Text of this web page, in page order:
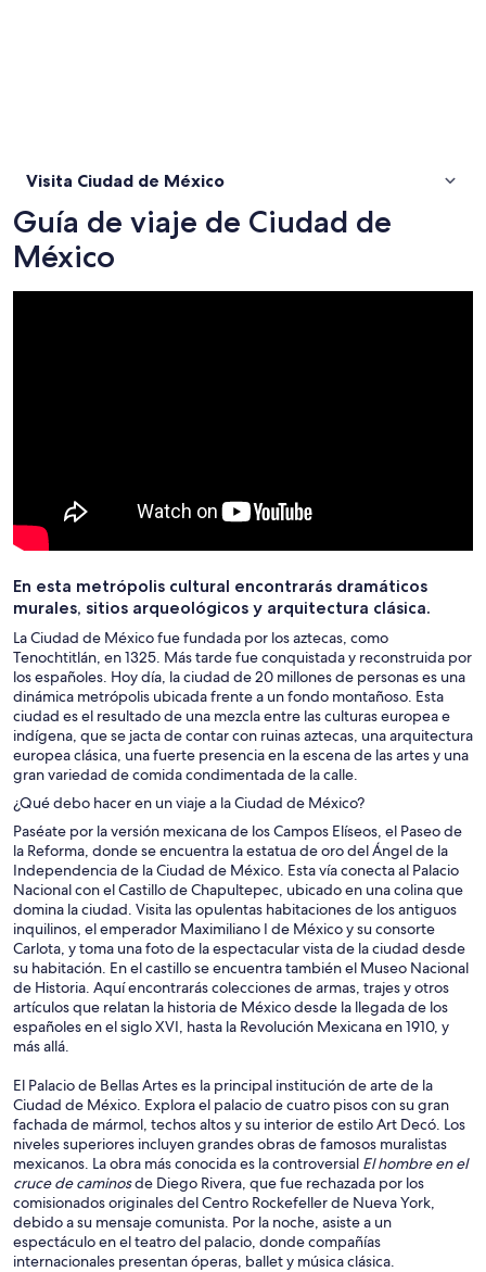
Visita Ciudad de México
Guía de viaje de Ciudad de
México
En esta metrópolis cultural encontrarás dramáticos
murales, sitios arqueológicos y arquitectura clásica.
La Ciudad de México fue fundada por los aztecas, como
Tenochtitlán, en 1325. Más tarde fue conquistada y reconstruida por
los españoles. Hoy día, la ciudad de 20 millones de personas es una
dinámica metrópolis ubicada frente a un fondo montañoso. Esta
ciudad es el resultado de una mezcla entre las culturas europea e
indígena, que se jacta de contar con ruinas aztecas, una arquitectura
europea clásica, una fuerte presencia en la escena de las artes y una
gran variedad de comida condimentada de la calle.
¿Qué debo hacer en un viaje a la Ciudad de México?
Paséate por la versión mexicana de los Campos Elíseos, el Paseo de
la Reforma, donde se encuentra la estatua de oro del Ángel de la
Independencia de la Ciudad de México. Esta vía conecta al Palacio
Nacional con el Castillo de Chapultepec, ubicado en una colina que
domina la ciudad. Visita las opulentas habitaciones de los antiguos
inquilinos, el emperador Maximiliano I de México y su consorte
Carlota, y toma una foto de la espectacular vista de la ciudad desde
su habitación. En el castillo se encuentra también el Museo Nacional
de Historia. Aquí encontrarás colecciones de armas, trajes y otros
artículos que relatan la historia de México desde la llegada de los
españoles en el siglo XVI, hasta la Revolución Mexicana en 1910, y
más allá.
El Palacio de Bellas Artes es la principal institución de arte de la
Ciudad de México. Explora el palacio de cuatro pisos con su gran
fachada de mármol, techos altos y su interior de estilo Art Decó. Los
niveles superiores incluyen grandes obras de famosos muralistas
mexicanos. La obra más conocida es la controversial El hombre en el
cruce de caminosde Diego Rivera, que fue rechazada por los
comisionados originales del Centro Rockefeller de Nueva York,
debido a su mensaje comunista. Por la noche, asiste a un
espectáculo en el teatro del palacio, donde compañías
internacionales presentan óperas, ballet y música clásica.